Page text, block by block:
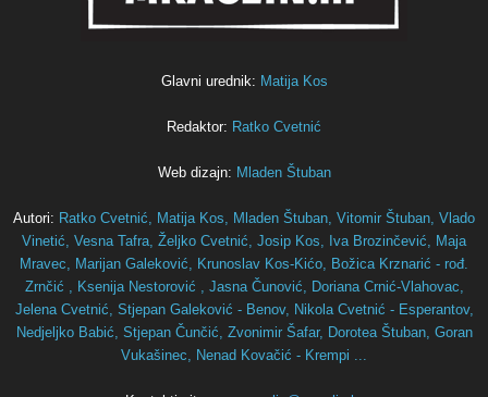
Glavni urednik: Matija Kos
Redaktor: Ratko Cvetnić
Web dizajn: Mladen Štuban
Autori: Ratko Cvetnić, Matija Kos, Mladen Štuban, Vitomir Štuban, Vlado
Vinetić, Vesna Tafra, Željko Cvetnić, Josip Kos, Iva Brozinčević,
Maja
Mravec, Marijan Galeković, Krunoslav Kos-Kićo, Božica Krznarić - rođ.
Zrnčić , Ksenija Nestorović , Jasna Čunović, Doriana Crnić-Vlahovac,
Jelena Cvetnić, Stjepan Galeković - Benov, Nikola Cvetnić - Esperantov,
Nedjeljko Babić, Stjepan Čunčić, Zvonimir Šafar, Dorotea Štuban, Goran
Vukašinec, Nenad Kovačić - Krempi ...